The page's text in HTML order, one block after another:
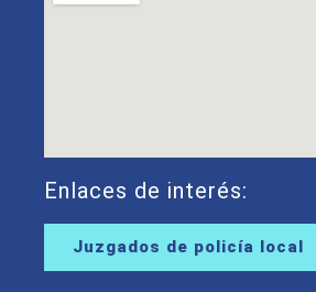
Enlaces de interés:
Juzgados de policía local